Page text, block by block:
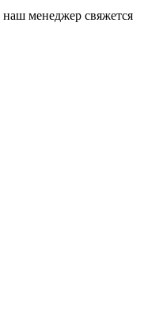
менеджер свяжется